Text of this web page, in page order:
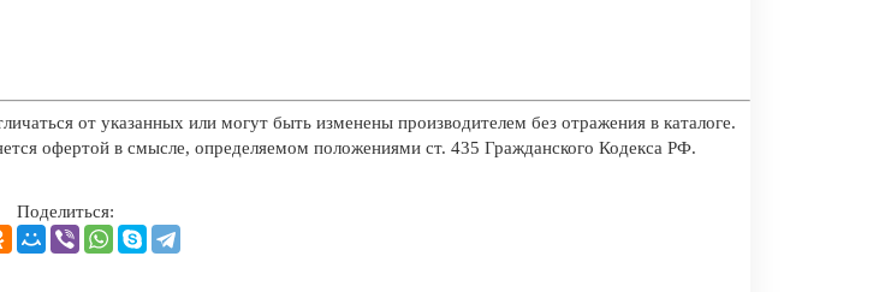
от указанных или могут быть изменены производителем без отражения в каталоге.
офертой в смысле, определяемом положениями ст. 435 Гражданского Кодекса РФ.
Поделиться: